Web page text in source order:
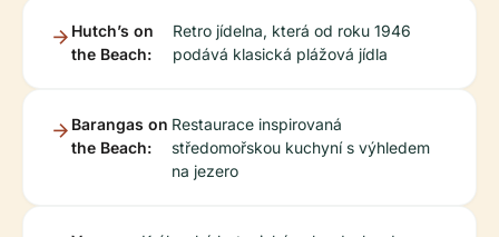
Hutch’s on
the Beach:
Retro jídelna, která od roku 1946
podává klasická plážová jídla
Barangas on
the Beach:
Restaurace inspirovaná
středomořskou kuchyní s výhledem
na jezero